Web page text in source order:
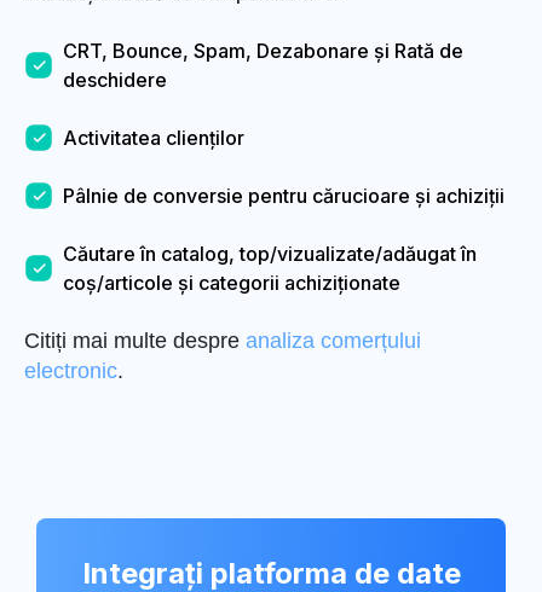
CRT, Bounce, Spam, Dezabonare și Rată de
deschidere
Activitatea clienților
Pâlnie de conversie pentru cărucioare și achiziții
Căutare în catalog, top/vizualizate/adăugat în
coș/articole și categorii achiziționate
Citiți mai multe despre analiza comerțului
electronic.
Integrați platforma de date